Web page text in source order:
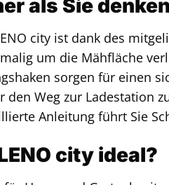
als Sie denken
city ist dank des
um die Mähfläche
sorgen für einen
Weg zur Ladestation
Anleitung führt Sie
city ideal?